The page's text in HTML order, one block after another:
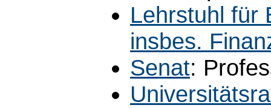
Lehrstuhl für
insbes.
Senat: